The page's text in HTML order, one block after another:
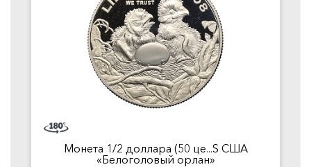
Монета 1/2 доллара (50 це...S США
«Белоголовый орлан»